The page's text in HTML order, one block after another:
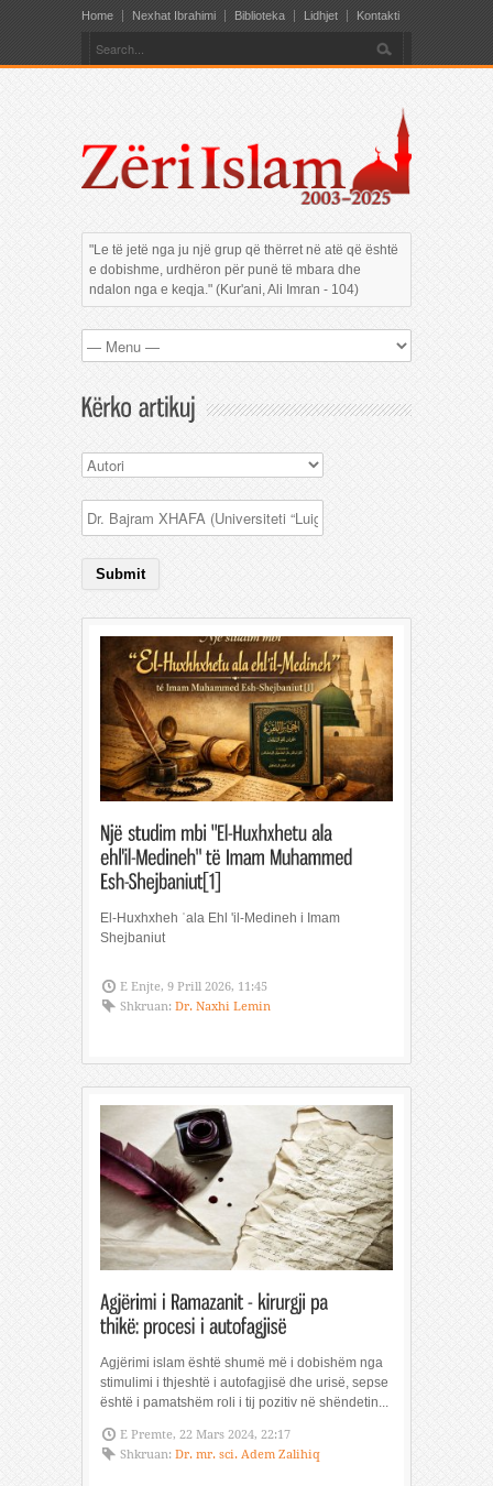
Home Nexhat Ibrahimi Biblioteka Lidhjet Kontakti
"Le të jetë nga ju një grup që thërret në atë që është
e dobishme, urdhëron për punë të mbara dhe
ndalon nga e keqja." (Kur'ani, Ali Imran - 104)
El-Huxhxheh ʿala Ehl 'il-Medineh i Imam
Shejbaniut
E Enjte, 9 Prill 2026, 11:45
Shkruan: Dr. Naxhi Lemin
Agjërimi islam është shumë më i dobishëm nga
stimulimi i thjeshtë i autofagjisë dhe urisë, sepse
është i pamatshëm roli i tij pozitiv në shëndetin...
E Premte, 22 Mars 2024, 22:17
Shkruan: Dr. mr. sci. Adem Zalihiq